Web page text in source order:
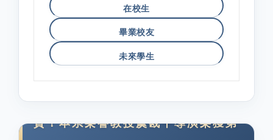
在校生
畢業校友
未來學生
賀！本系榮譽教授虞戡平導演榮獲第